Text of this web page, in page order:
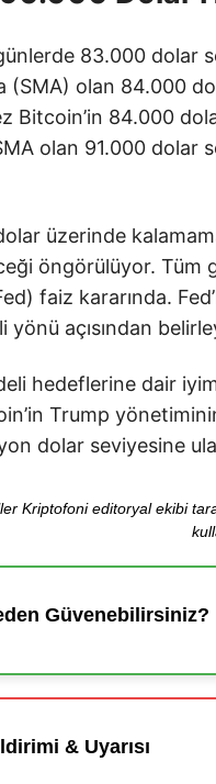
83.000 dolar
(SMA) olan 84.000
Bitcoin’in 84.000
olan 91.000 dolar
üzerinde
öngörülüyor. Tüm
faiz kararında.
yönü açısından
hedeflerine dair
Trump
dolar seviyesine
Kriptofoni editoryal ekibi
Güvenebilirsiniz?
& Uyarısı